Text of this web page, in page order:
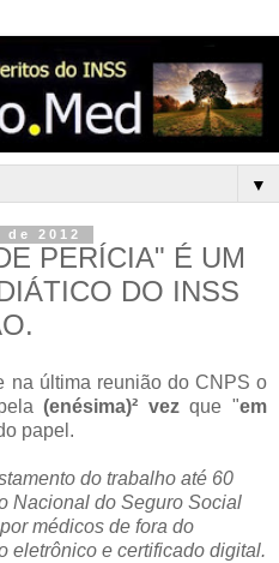
▼
2012
PERÍCIA" É UM
DO INSS
na última reunião do CNPS o
(enésima)² vezque "em
papel.
do trabalho até 60
Nacional do Seguro Social
médicos de fora do
eletrônico e certificado digital.